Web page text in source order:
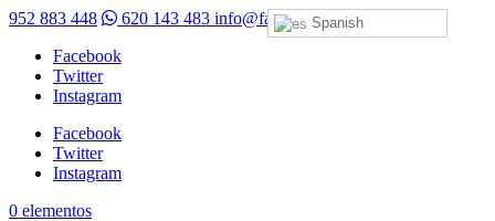
952 883 448 620 143 483 info@farmaciabelair.com
Facebook
Twitter
Instagram
Facebook
Twitter
Instagram
0 elementos
Spanish